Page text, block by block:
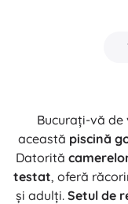
Bucurați-vă
această piscină
Datorită
testat, oferă
și adulți. Setul de